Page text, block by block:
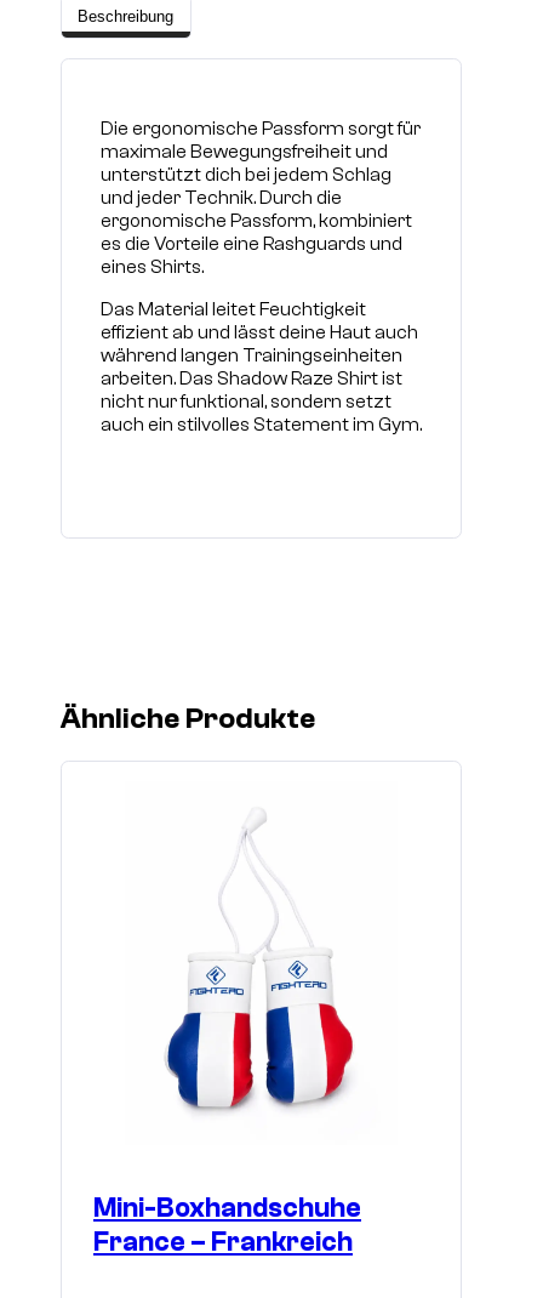
Beschreibung
Die ergonomische Passform sorgt für
maximale Bewegungsfreiheit und
unterstützt dich bei jedem Schlag
und jeder Technik. Durch die
ergonomische Passform, kombiniert
es die Vorteile eine Rashguards und
eines Shirts.
Das Material leitet Feuchtigkeit
effizient ab und lässt deine Haut auch
während langen Trainingseinheiten
arbeiten. Das Shadow Raze Shirt ist
nicht nur funktional, sondern setzt
auch ein stilvolles Statement im Gym.
Ähnliche Produkte
Mini-Boxhandschuhe
France – Frankreich